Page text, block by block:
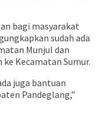
bagi masyarakat
sudah ada
Munjul dan
Kecamatan Sumur.
juga bantuan
Pandeglang,”